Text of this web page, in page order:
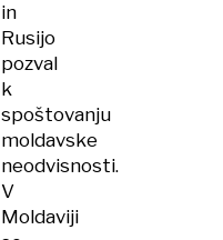
in
Rusijo
pozval
k
spoštovanju
moldavske
neodvisnosti.
V
Moldaviji